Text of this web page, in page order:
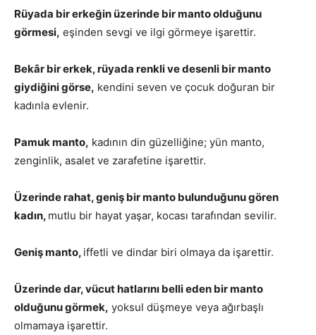
Rüyada bir erkeğin üzerinde bir manto olduğunu
görmesi, eşinden sevgi ve ilgi görmeye işarettir.
Bekâr bir erkek, rüyada renkli ve desenli bir manto
giydiğini görse, kendini seven ve çocuk doğuran bir
kadınla evlenir.
Pamuk manto, kadının din güzelliğine; yün manto,
zenginlik, asalet ve zarafetine işarettir.
Üzerinde rahat, geniş bir manto bulunduğunu gören
kadın, mutlu bir hayat yaşar, kocası tarafından sevilir.
Geniş manto, iffetli ve dindar biri olmaya da işarettir.
Üzerinde dar, vücut hatlarını belli eden bir manto
olduğunu görmek, yoksul düşmeye veya ağırbaşlı
olmamaya işarettir.